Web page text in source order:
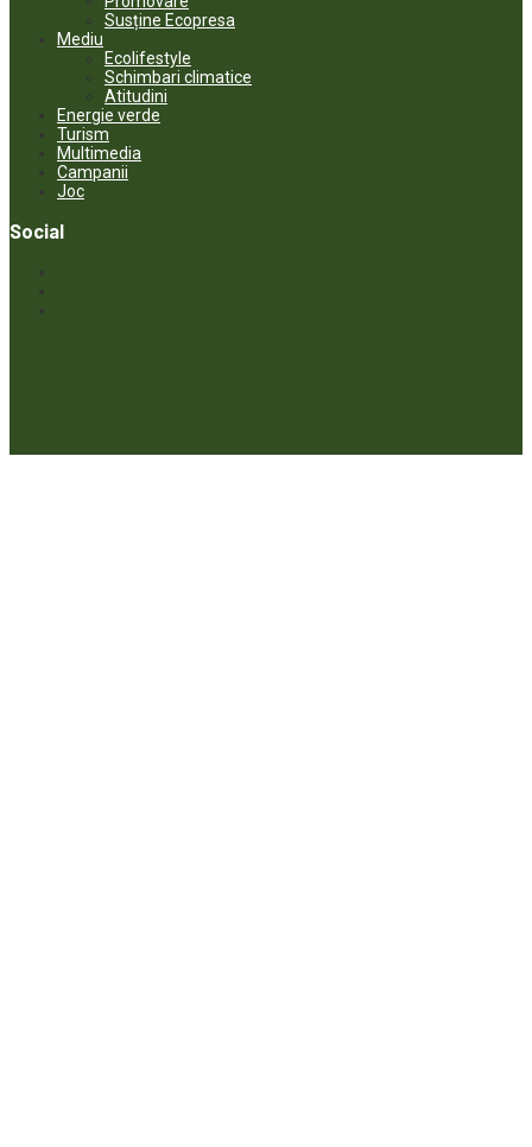
Susține Ecopresa
Mediu
Ecolifestyle
Schimbari climatice
Atitudini
Energie verde
Turism
Multimedia
Campanii
Joc
Social